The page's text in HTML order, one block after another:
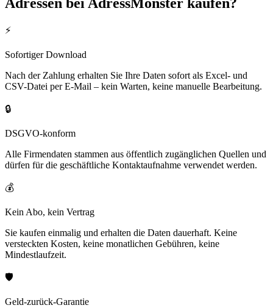
⚡
Sofortiger Download
Nach der Zahlung erhalten Sie Ihre Daten sofort als Excel- und
CSV-Datei per E-Mail – kein Warten, keine manuelle Bearbeitung.
🔒
DSGVO-konform
Alle Firmendaten stammen aus öffentlich zugänglichen Quellen und
dürfen für die geschäftliche Kontaktaufnahme verwendet werden.
💰
Kein Abo, kein Vertrag
Sie kaufen einmalig und erhalten die Daten dauerhaft. Keine
versteckten Kosten, keine monatlichen Gebühren, keine
Mindestlaufzeit.
🛡️
Geld-zurück-Garantie